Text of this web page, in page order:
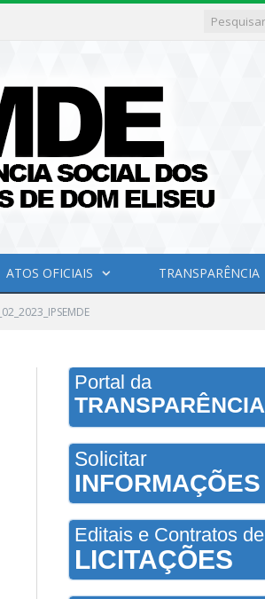
ATOS OFICIAIS TRANSPARÊNCIA
Portal da
TRANSPARÊNCIA
Solicitar
INFORMAÇÕES
Editais e Contratos de
LICITAÇÕES